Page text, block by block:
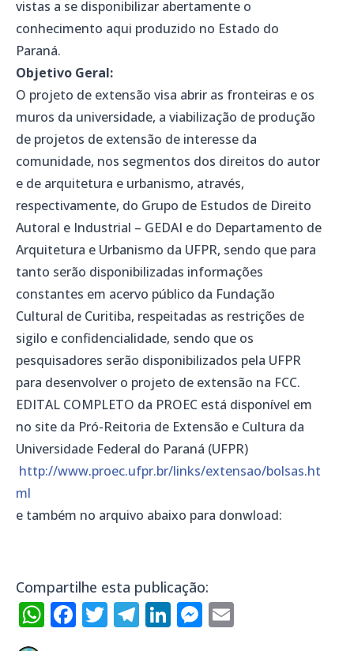
vistas a se disponibilizar abertamente o
conhecimento aqui produzido no Estado do
Paraná.
Objetivo Geral:
O projeto de extensão visa abrir as fronteiras e os
muros da universidade, a viabilização de produção
de projetos de extensão de interesse da
comunidade, nos segmentos dos direitos do autor
e de arquitetura e urbanismo, através,
respectivamente, do Grupo de Estudos de Direito
Autoral e Industrial – GEDAI e do Departamento de
Arquitetura e Urbanismo da UFPR, sendo que para
tanto serão disponibilizadas informações
constantes em acervo público da Fundação
Cultural de Curitiba, respeitadas as restrições de
sigilo e confidencialidade, sendo que os
pesquisadores serão disponibilizados pela UFPR
para desenvolver o projeto de extensão na FCC.
EDITAL COMPLETO da PROEC está disponível em
no site da Pró-Reitoria de Extensão e Cultura da
Universidade Federal do Paraná (UFPR)
http://www.proec.ufpr.br/links/extensao/bolsas.ht
ml
e também no arquivo abaixo para donwload:
Compartilhe esta publicação:
WhatsApp
Facebook
Twitter
Telegram
LinkedIn
Messenger